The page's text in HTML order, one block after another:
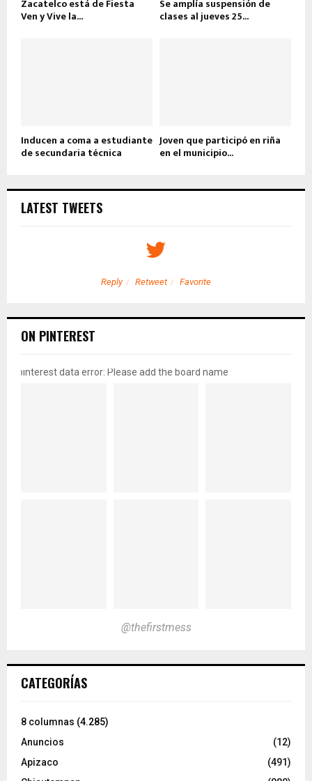
Zacatelco está de Fiesta
Ven y Vive la...
Se amplía suspensión de
clases al jueves 25...
Inducen a coma a estudiante
de secundaria técnica
Joven que participó en riña
en el municipio...
LATEST TWEETS
Reply Retweet Favorite
ON PINTEREST
pinterest data error: Please add the board name
@thefirstmess
CATEGORÍAS
8 columnas (4.285)
Anuncios
(12)
Apizaco
(491)